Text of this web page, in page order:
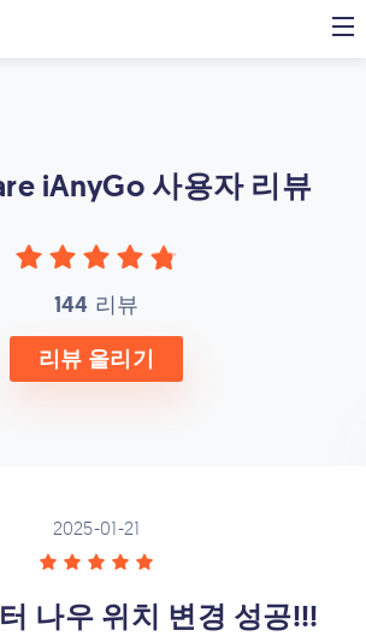
iAnyGo 사용자 리뷰
144 리뷰
리뷰 올리기
2025-01-21
나우 위치 변경 성공!!!